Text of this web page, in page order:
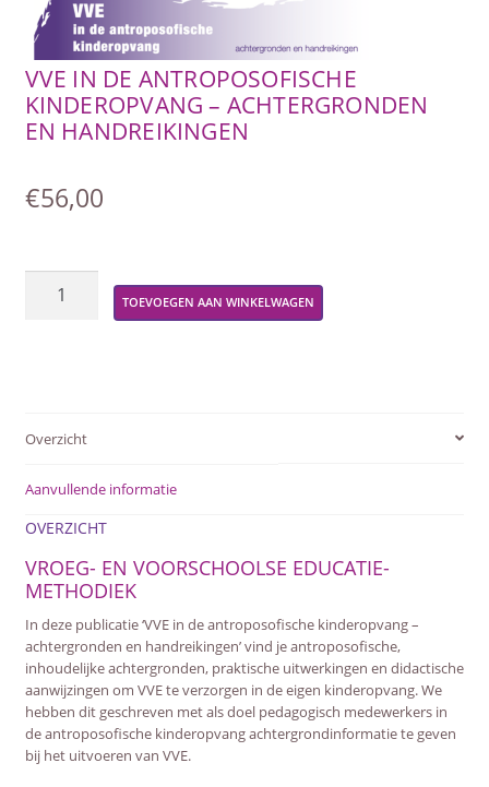
WEBWINKEL
OVER ONS
VVE IN DE ANTROPOSOFISCHE
KINDEROPVANG – ACHTERGRONDEN
EN HANDREIKINGEN
€56,00
achtergronden
handreikingen
aantal
TOEVOEGEN AAN WINKELWAGEN
Overzicht
Aanvullende informatie
OVERZICHT
VROEG- EN VOORSCHOOLSE EDUCATIE-
METHODIEK
In deze publicatie ‘VVE in de antroposofische kinderopvang –
achtergronden en handreikingen’ vind je antroposofische,
inhoudelijke achtergronden, praktische uitwerkingen en didactische
aanwijzingen om VVE te verzorgen in de eigen kinderopvang. We
hebben dit geschreven met als doel pedagogisch medewerkers in
de antroposofische kinderopvang achtergrondinformatie te geven
bij het uitvoeren van VVE.